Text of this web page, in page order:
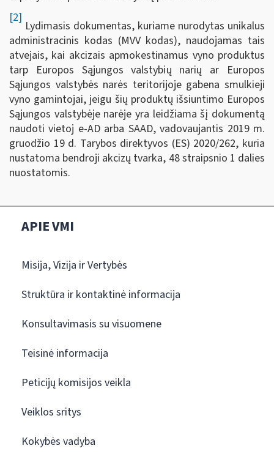
[2]
Lydimasis dokumentas, kuriame nurodytas unikalus
administracinis kodas (MVV kodas), naudojamas tais
atvejais, kai akcizais apmokestinamus vyno produktus
tarp Europos Sąjungos valstybių narių ar Europos
Sąjungos valstybės narės teritorijoje gabena smulkieji
vyno gamintojai, jeigu šių produktų išsiuntimo Europos
Sąjungos valstybėje narėje yra leidžiama šį dokumentą
naudoti vietoj e-AD arba SAAD, vadovaujantis 2019 m.
gruodžio 19 d. Tarybos direktyvos (ES) 2020/262, kuria
nustatoma bendroji akcizų tvarka, 48 straipsnio 1 dalies
nuostatomis.
APIE VMI
Misija, Vizija ir Vertybės
Struktūra ir kontaktinė informacija
Konsultavimasis su visuomene
Teisinė informacija
Peticijų komisijos veikla
Veiklos sritys
Kokybės vadyba